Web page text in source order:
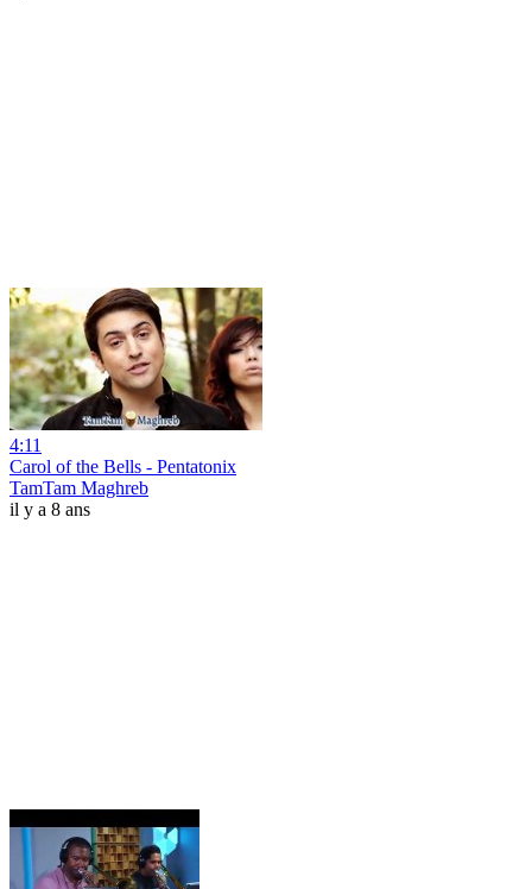
4:11
Carol of the Bells - Pentatonix
TamTam Maghreb
il y a 8 ans